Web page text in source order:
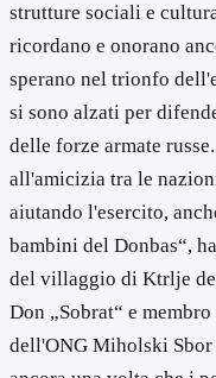
strutture sociali e
ricordano e onorano
sperano nel trionfo
si sono alzati per
delle forze armate
all'amicizia tra le
aiutando l'esercito,
bambini del Donbas“,
del villaggio di Ktrlje
Don „Sobrat“ e
dell'ONG Miholski